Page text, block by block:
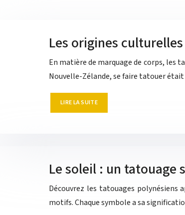
Les origines
En matière de marquage de corps, les
Nouvelle-Zélande, se faire tatouer
LIRE LA SUITE
Le soleil : un tatouage
Découvrez les tatouages polynésiens
motifs. Chaque symbole a sa